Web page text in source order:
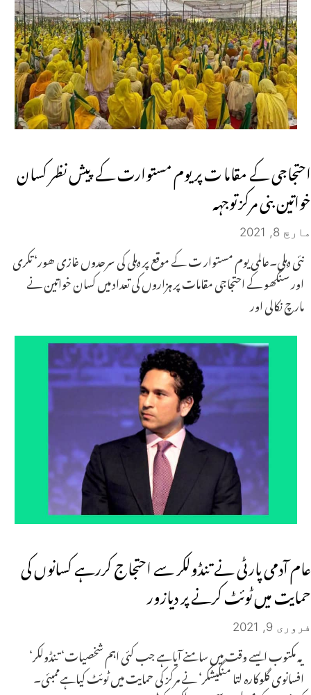
احتجاجی کے مقاما ت پر یوم مستوارت کے پیش نظر کسان
خواتین بنی مرکز توجہہ
مارچ 8, 2021
نئی دہلی۔عالمی یوم مستوار ت کے موقع پر دہلی کی سرحدوں غازی ھور‘ تکری
اور سنگھو کے احتجاجی مقامات پر ہزاروں کی تعداد میں کسان خواتین نے
مارچ نکالی اور
عام آدمی پارٹی نے تنڈولکر سے احتجاج کررہے کسانوں کی
حمایت میں ٹوئٹ کرنے پر دیازور
فروری 9, 2021
یہ مکتوب ایسے وقت میں سامنے آیاہے جب کئی اہم شخصیات‘ تنڈولکر‘
افسانوی گلوکارہ لتا منگیشکر‘ نے مرکز کی حمایت میں ٹوئٹ کیاہےممبئی۔